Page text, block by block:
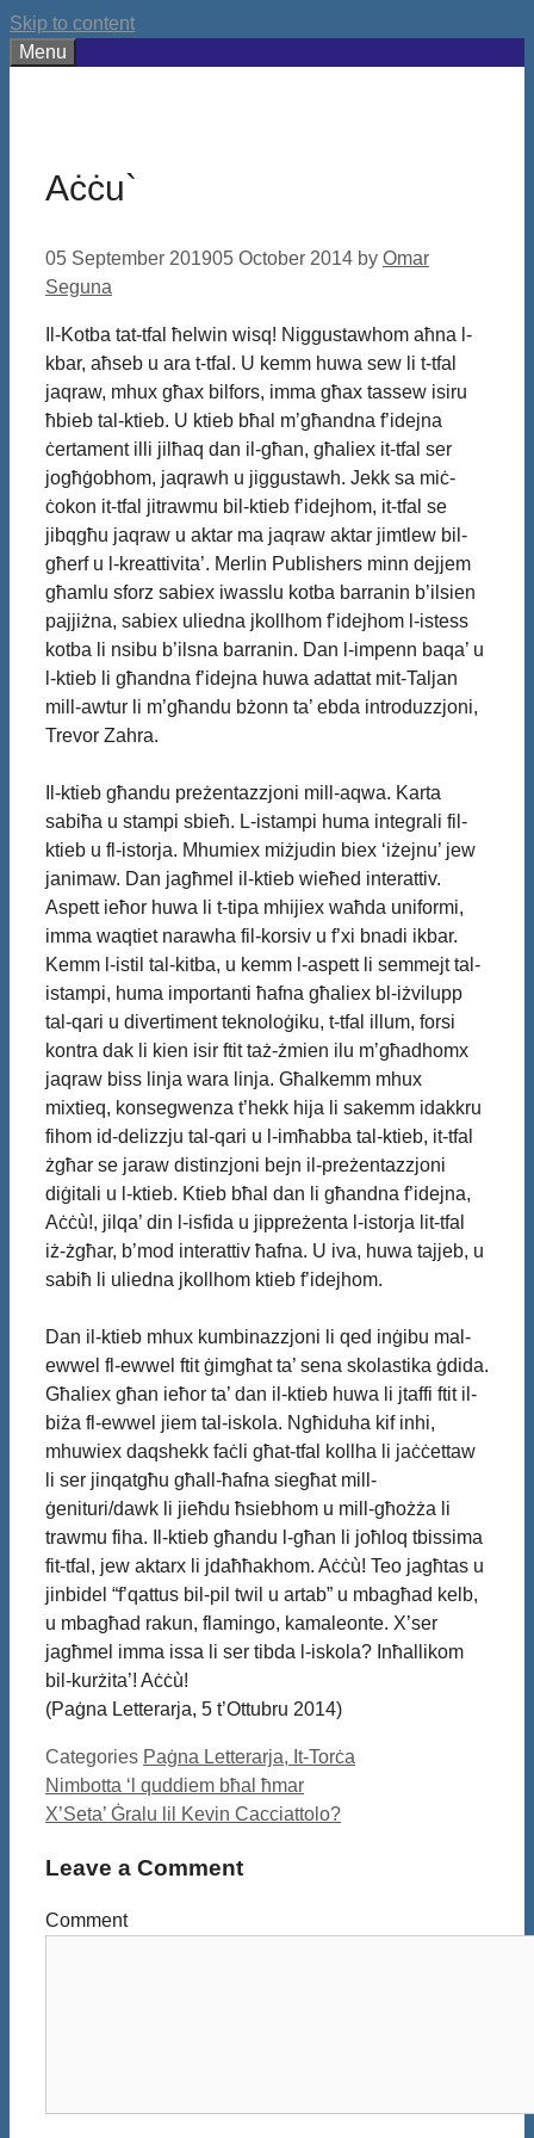
Skip to content
Menu
Aċċu`
05 September 201905 October 2014 by Omar
Seguna
Il-Kotba tat-tfal ħelwin wisq! Niggustawhom aħna l-
kbar, aħseb u ara t-tfal. U kemm huwa sew li t-tfal
jaqraw, mhux għax bilfors, imma għax tassew isiru
ħbieb tal-ktieb. U ktieb bħal m’għandna f’idejna
ċertament illi jilħaq dan il-għan, għaliex it-tfal ser
jogħġobhom, jaqrawh u jiggustawh. Jekk sa miċ-
ċokon it-tfal jitrawmu bil-ktieb f’idejhom, it-tfal se
jibqgħu jaqraw u aktar ma jaqraw aktar jimtlew bil-
għerf u l-kreattivita’. Merlin Publishers minn dejjem
għamlu sforz sabiex iwasslu kotba barranin b’ilsien
pajjiżna, sabiex uliedna jkollhom f’idejhom l-istess
kotba li nsibu b’ilsna barranin. Dan l-impenn baqa’ u
l-ktieb li għandna f’idejna huwa adattat mit-Taljan
mill-awtur li m’għandu bżonn ta’ ebda introduzzjoni,
Trevor Zahra.
Il-ktieb għandu preżentazzjoni mill-aqwa. Karta
sabiħa u stampi sbieħ. L-istampi huma integrali fil-
ktieb u fl-istorja. Mhumiex miżjudin biex ‘iżejnu’ jew
janimaw. Dan jagħmel il-ktieb wieħed interattiv.
Aspett ieħor huwa li t-tipa mhijiex waħda uniformi,
imma waqtiet narawha fil-korsiv u f’xi bnadi ikbar.
Kemm l-istil tal-kitba, u kemm l-aspett li semmejt tal-
istampi, huma importanti ħafna għaliex bl-iżvilupp
tal-qari u divertiment teknoloġiku, t-tfal illum, forsi
kontra dak li kien isir ftit taż-żmien ilu m’għadhomx
jaqraw biss linja wara linja. Għalkemm mhux
mixtieq, konsegwenza t’hekk hija li sakemm idakkru
fihom id-delizzju tal-qari u l-imħabba tal-ktieb, it-tfal
żgħar se jaraw distinzjoni bejn il-preżentazzjoni
diġitali u l-ktieb. Ktieb bħal dan li għandna f’idejna,
Aċċù!, jilqa’ din l-isfida u jippreżenta l-istorja lit-tfal
iż-żgħar, b’mod interattiv ħafna. U iva, huwa tajjeb, u
sabiħ li uliedna jkollhom ktieb f’idejhom.
Dan il-ktieb mhux kumbinazzjoni li qed inġibu mal-
ewwel fl-ewwel ftit ġimgħat ta’ sena skolastika ġdida.
Għaliex għan ieħor ta’ dan il-ktieb huwa li jtaffi ftit il-
biża fl-ewwel jiem tal-iskola. Ngħiduha kif inhi,
mhuwiex daqshekk faċli għat-tfal kollha li jaċċettaw
li ser jinqatgħu għall-ħafna siegħat mill-
ġenituri/dawk li jieħdu ħsiebhom u mill-għożża li
trawmu fiha. Il-ktieb għandu l-għan li joħloq tbissima
fit-tfal, jew aktarx li jdaħħakhom. Aċċù! Teo jagħtas u
jinbidel “f’qattus bil-pil twil u artab” u mbagħad kelb,
u mbagħad rakun, flamingo, kamaleonte. X’ser
jagħmel imma issa li ser tibda l-iskola? Inħallikom
bil-kurżita’! Aċċù!
(Paġna Letterarja, 5 t’Ottubru 2014)
Categories Paġna Letterarja, It-Torċa
Nimbotta ‘l quddiem bħal ħmar
X’Seta’ Ġralu lil Kevin Cacciattolo?
Leave a Comment
Comment